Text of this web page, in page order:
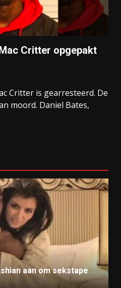
Critter opgepakt
Critter is gearresteerd. De
moord. Daniel Bates,
aan om sekstape